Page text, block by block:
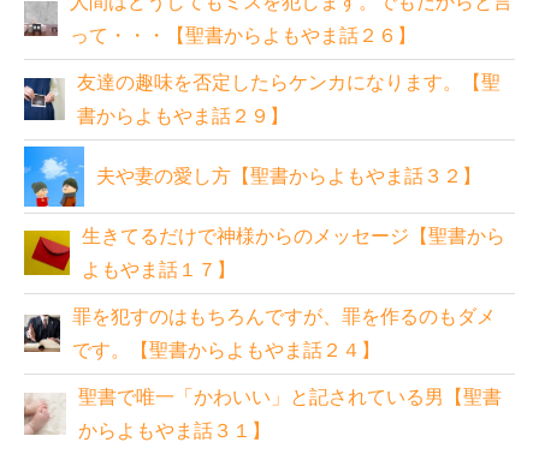
って・・・【聖書からよもやま話２６】
友達の趣味を否定したらケンカになります。【聖
書からよもやま話２９】
夫や妻の愛し方【聖書からよもやま話３２】
生きてるだけで神様からのメッセージ【聖書から
よもやま話１７】
罪を犯すのはもちろんですが、罪を作るのもダメ
です。【聖書からよもやま話２４】
聖書で唯一「かわいい」と記されている男【聖書
からよもやま話３１】